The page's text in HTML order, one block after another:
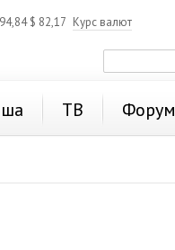
94,84$ 82,17 Курс валют
ТВ Форум